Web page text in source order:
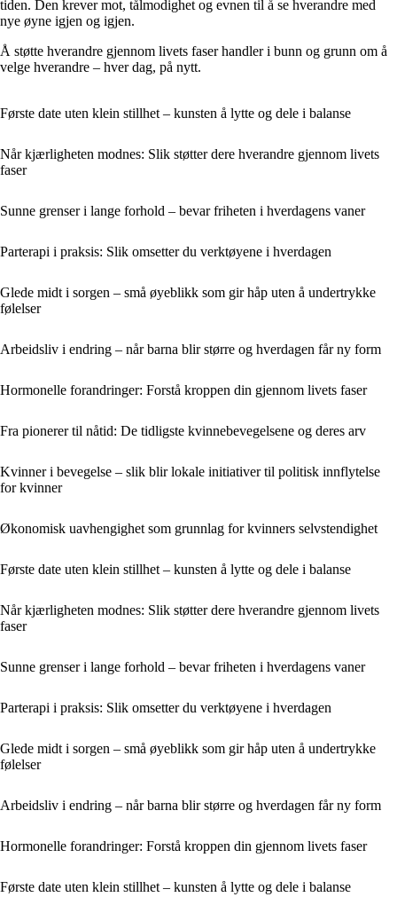
tiden. Den krever mot, tålmodighet og evnen til å se hverandre med
nye øyne igjen og igjen.
Å støtte hverandre gjennom livets faser handler i bunn og grunn om å
velge hverandre – hver dag, på nytt.
Første date uten klein stillhet – kunsten å lytte og dele i balanse
Når kjærligheten modnes: Slik støtter dere hverandre gjennom livets
faser
Sunne grenser i lange forhold – bevar friheten i hverdagens vaner
Parterapi i praksis: Slik omsetter du verktøyene i hverdagen
Glede midt i sorgen – små øyeblikk som gir håp uten å undertrykke
følelser
Arbeidsliv i endring – når barna blir større og hverdagen får ny form
Hormonelle forandringer: Forstå kroppen din gjennom livets faser
Fra pionerer til nåtid: De tidligste kvinnebevegelsene og deres arv
Kvinner i bevegelse – slik blir lokale initiativer til politisk innflytelse
for kvinner
Økonomisk uavhengighet som grunnlag for kvinners selvstendighet
Første date uten klein stillhet – kunsten å lytte og dele i balanse
Når kjærligheten modnes: Slik støtter dere hverandre gjennom livets
faser
Sunne grenser i lange forhold – bevar friheten i hverdagens vaner
Parterapi i praksis: Slik omsetter du verktøyene i hverdagen
Glede midt i sorgen – små øyeblikk som gir håp uten å undertrykke
følelser
Arbeidsliv i endring – når barna blir større og hverdagen får ny form
Hormonelle forandringer: Forstå kroppen din gjennom livets faser
Første date uten klein stillhet – kunsten å lytte og dele i balanse